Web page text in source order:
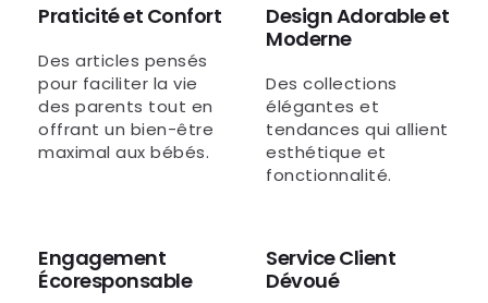
Praticité et Confort
Des articles pensés
pour faciliter la vie
des parents tout en
offrant un bien-être
maximal aux bébés.
Design Adorable et
Moderne
Des collections
élégantes et
tendances qui allient
esthétique et
fonctionnalité.
Engagement
Écoresponsable
Service Client
Dévoué